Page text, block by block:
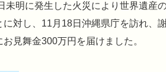
未明に発生した火災により世界遺産
に対し、11月18日沖縄県庁を訪れ、
お見舞金300万円を届けました。